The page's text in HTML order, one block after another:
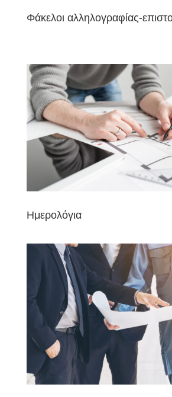
Φάκελοι αλληλογραφίας-
Ημερολόγια